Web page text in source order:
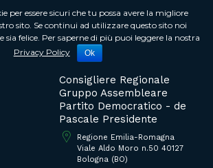
Matteo Daffadà
Consigliere Regionale
Gruppo Assembleare
Partito Democratico - de
Pascale Presidente
Regione Emilia-Romagna
Viale Aldo Moro n.50 40127
Bologna (BO)
per essere sicuri che tu possa avere la migliore
sito. Se continui ad utilizzare questo sito noi
sia felice. Per saperne di più puoi leggere la nostra
Privacy Policy
Ok